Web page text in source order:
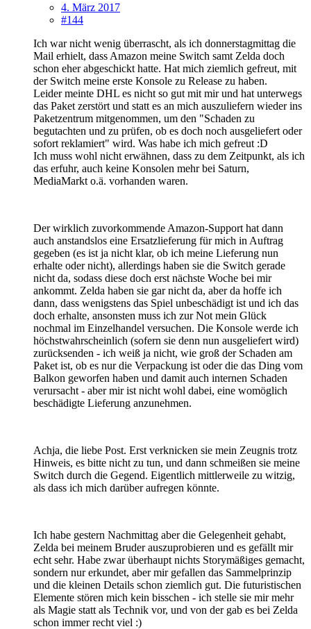
4. März 2017
#144
Ich war nicht wenig überrascht, als ich donnerstagmittag die
Mail erhielt, dass Amazon meine Switch samt Zelda doch
schon eher abgeschickt hatte. Hat mich ziemlich gefreut, mit
der Switch meine erste Konsole zu Release zu haben.
Leider meinte DHL es nicht so gut mit mir und hat unterwegs
das Paket zerstört und statt es an mich auszuliefern wieder ins
Paketzentrum mitgenommen, um den "Schaden zu
begutachten und zu prüfen, ob es doch noch ausgeliefert oder
sofort reklamiert" wird. Was habe ich mich gefreut :D
Ich muss wohl nicht erwähnen, dass zu dem Zeitpunkt, als ich
das erfuhr, auch keine Konsolen mehr bei Saturn,
MediaMarkt o.ä. vorhanden waren.
Der wirklich zuvorkommende Amazon-Support hat dann
auch anstandslos eine Ersatzlieferung für mich in Auftrag
gegeben (es ist ja nicht klar, ob ich meine Lieferung nun
erhalte oder nicht), allerdings haben sie die Switch gerade
nicht da, sodass diese doch erst nächste Woche bei mir
ankommt. Zelda haben sie gar nicht da, aber da hoffe ich
dann, dass wenigstens das Spiel unbeschädigt ist und ich das
doch erhalte, ansonsten muss ich zur Not mein Glück
nochmal im Einzelhandel versuchen. Die Konsole werde ich
höchstwahrscheinlich (sofern sie denn nun ausgeliefert wird)
zurücksenden - ich weiß ja nicht, wie groß der Schaden am
Paket ist, ob es nur die Verpackung ist oder die das Ding vom
Balkon geworfen haben und damit auch internen Schaden
verursacht - aber mir ist nicht wohl dabei, eine womöglich
beschädigte Lieferung anzunehmen.
Achja, die liebe Post. Erst verknicken sie mein Zeugnis trotz
Hinweis, es bitte nicht zu tun, und dann schmeißen sie meine
Switch durch die Gegend. Eigentlich mittlerweile zu witzig,
als dass ich mich darüber aufregen könnte.
Ich habe gestern Nachmittag aber die Gelegenheit gehabt,
Zelda bei meinem Bruder auszuprobieren und es gefällt mir
echt sehr. Habe zwar überhaupt nichts Storymäßiges gemacht,
sondern nur erkundet, aber mir gefallen das Sammelprinzip
und die kleinen Details schon ziemlich gut. Die futuristischen
Elemente stören mich kein bisschen - ich stelle sie mir mehr
als Magie statt als Technik vor, und von der gab es bei Zelda
schon immer recht viel :)